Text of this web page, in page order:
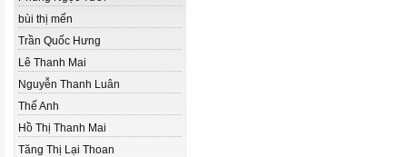
bùi thị mến
Trần Quốc Hưng
Lê Thanh Mai
Nguyễn Thanh Luân
Thế Anh
Hồ Thị Thanh Mai
Tăng Thị Lại Thoan